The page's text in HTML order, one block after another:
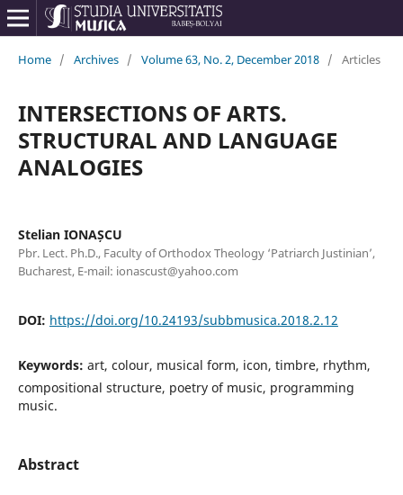
Home / Archives / Volume 63, No. 2, December 2018 / Articles
INTERSECTIONS OF ARTS.
STRUCTURAL AND LANGUAGE
ANALOGIES
Stelian IONAȘCU
Pbr. Lect. Ph.D., Faculty of Orthodox Theology ‘Patriarch Justinian’,
Bucharest, E-mail: ionascust@yahoo.com
DOI: https://doi.org/10.24193/subbmusica.2018.2.12
Keywords: art, colour, musical form, icon, timbre, rhythm,
compositional structure, poetry of music, programming
music.
Abstract